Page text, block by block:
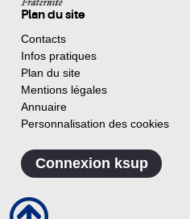
Plan du site
Contacts
Infos pratiques
Plan du site
Mentions légales
Annuaire
Personnalisation des cookies
Connexion ksup